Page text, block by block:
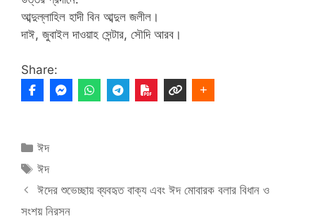
আব্দুল্লাহিল হাদী বিন আব্দুল জলীল।
দাঈ, জুবাইল দাওয়াহ সেন্টার, সৌদি আরব।
Share:
Categories
ঈদ
Tags
ঈদ
ঈদের শুভেচ্ছায় ব্যবহৃত বাক্য এবং ঈদ মোবারক বলার বিধান ও
সংশয় নিরসন